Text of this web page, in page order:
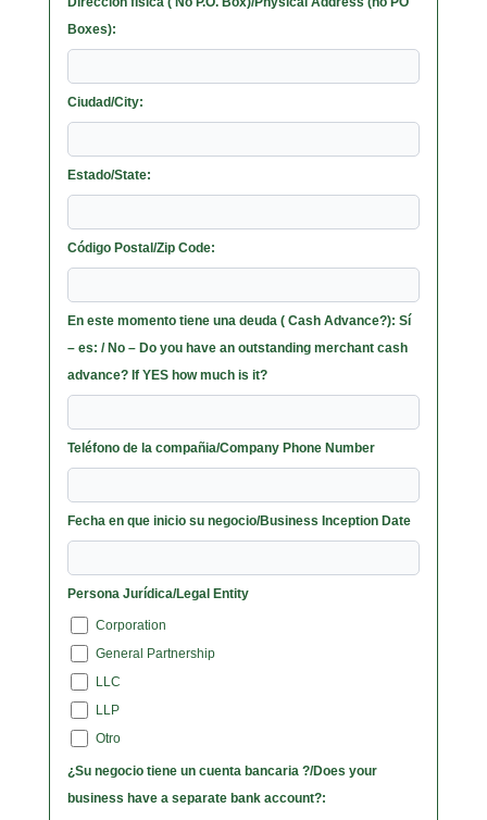
Boxes):
Ciudad/City:
Estado/State:
Código Postal/Zip Code:
En este momento tiene una deuda ( Cash Advance?): Sí
– es: / No – Do you have an outstanding merchant cash
advance? If YES how much is it?
Teléfono de la compañia/Company Phone Number
Fecha en que inicio su negocio/Business Inception Date
Persona Jurídica/Legal Entity
Corporation
General Partnership
LLC
LLP
Otro
¿Su negocio tiene un cuenta bancaria ?/Does your
business have a separate bank account?: